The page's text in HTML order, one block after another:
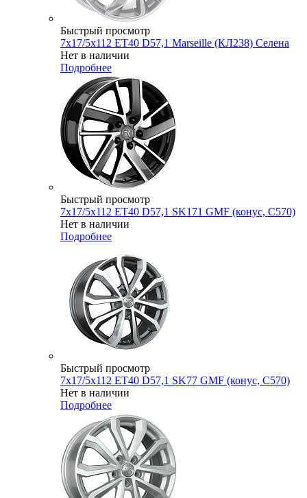
Быстрый просмотр
7x17/5x112 ET40 D57,1 Marseille (КЛ238) Селена
Нет в наличии
Подробнее
Быстрый просмотр
7x17/5x112 ET40 D57,1 SK171 GMF (конус, C570)
Нет в наличии
Подробнее
Быстрый просмотр
7x17/5x112 ET40 D57,1 SK77 GMF (конус, C570)
Нет в наличии
Подробнее